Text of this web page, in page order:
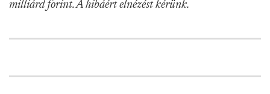
milliárd forint. A hibáért elnézést kérünk.